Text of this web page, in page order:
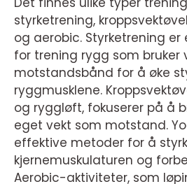
styrketrening,
og aerobic. Styrketrening
for trening rygg som bruker
motstandsbånd for å øke
ryggmusklene.
og ryggløft, fokuserer på å
eget vekt som motstand.
effektive metoder for å
kjernemuskulaturen og
Aerobic-aktiviteter, som